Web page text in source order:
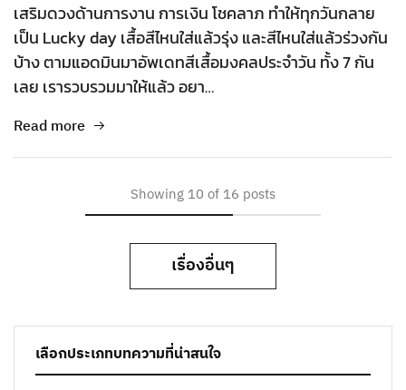
เสริมดวงด้านการงาน การเงิน โชคลาภ ทำให้ทุกวันกลาย
เป็น Lucky day เสื้อสีไหนใส่แล้วรุ่ง และสีไหนใส่แล้วร่วงกัน
บ้าง ตามแอดมินมาอัพเดทสีเสื้อมงคลประจำวัน ทั้ง 7 กัน
เลย เรารวบรวมมาให้แล้ว อยา…
Read more
Showing 10 of 16 posts
เรื่องอื่นๆ
เลือกประเภทบทความที่น่าสนใจ